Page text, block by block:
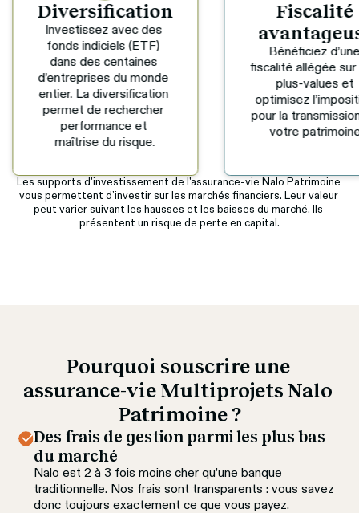
Fiscalité
avantageuse
Bénéficiez d’une
fiscalité allégée sur vos
plus-values et
optimisez l’imposition
pour la transmission de
votre patrimoine.
Ouvrez un
partir de 1000 €
effectuez des
versements à
moment. Retirez
épargne en 72h,
de besoin.
Les supports d'investissement de l'assurance-vie Nalo Patrimoine
vous permettent d’investir sur les marchés financiers. Leur valeur
peut varier suivant les hausses et les baisses du marché. Ils
présentent un risque de perte en capital.
Pourquoi souscrire une
assurance-vie Multiprojets Nalo
Patrimoine ?
Des frais de gestion parmi les plus bas
du marché
Nalo est 2 à 3 fois moins cher qu’une banque
traditionnelle. Nos frais sont transparents : vous savez
donc toujours exactement ce que vous payez.